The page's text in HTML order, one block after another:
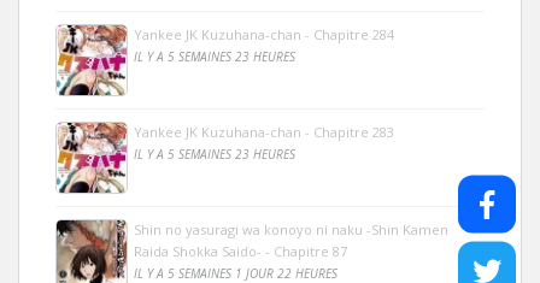
Yankee JK Kuzuhana-chan - Chapitre 284
IL Y A 5 SEMAINES 23 HEURES
Yankee JK Kuzuhana-chan - Chapitre 283
IL Y A 5 SEMAINES 23 HEURES
Shin no yasuragi wa konoyo ni naku -Shin Kamen
Raida Shokka Saido- - Chapitre 87
IL Y A 5 SEMAINES 1 JOUR 22 HEURES